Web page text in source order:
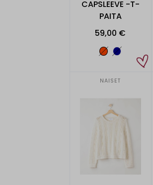
CAPSLEEVE -T-
PAITA
59,00 €
NAISET